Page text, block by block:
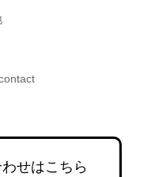
せはこちら